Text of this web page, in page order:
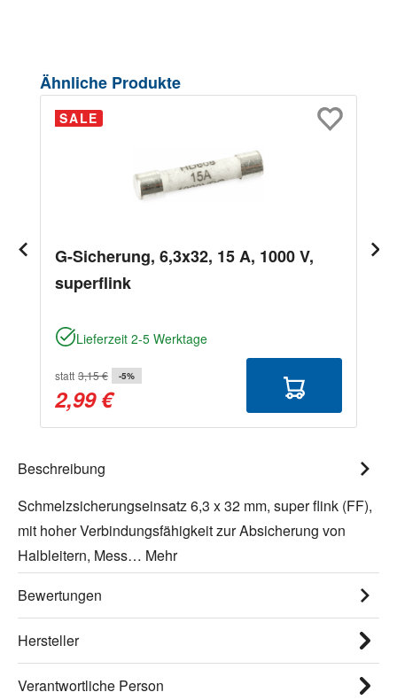
Produktgalerie überspringen
Ähnliche Produkte
SALE
G-Sicherung, 6,3x32, 15 A, 1000 V,
superflink
Lieferzeit 2-5 Werktage
statt 3,15 € -5%
2,99 €
Beschreibung
Schmelzsicherungseinsatz 6,3 x 32 mm, super flink (FF),
mit hoher Verbindungsfähigkeit zur Absicherung von
Halbleitern, Mess… Mehr
Bewertungen
Hersteller
Verantwortliche Person